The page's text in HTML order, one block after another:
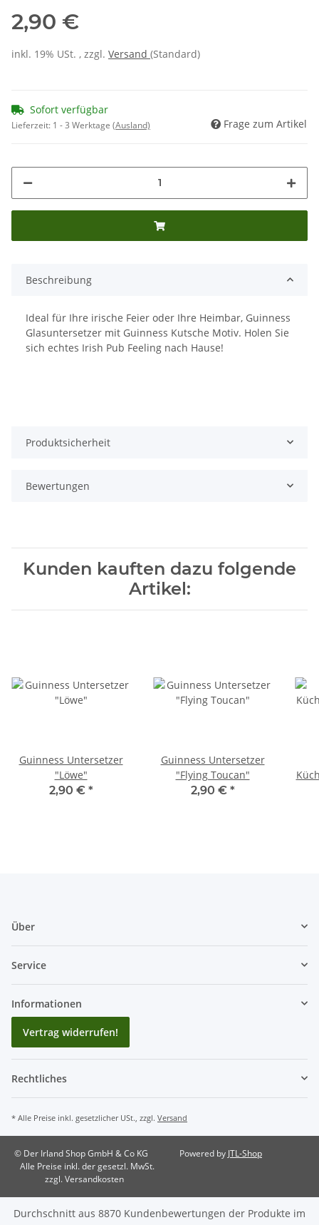
2,90 €
inkl. 19% USt. , zzgl. Versand (Standard)
Sofort verfügbar
Lieferzeit: 1 - 3 Werktage (Ausland) Frage zum Artikel
Beschreibung
Ideal für Ihre irische Feier oder Ihre Heimbar, Guinness
Glasuntersetzer mit Guinness Kutsche Motiv. Holen Sie
sich echtes Irish Pub Feeling nach Hause!
Produktsicherheit
Bewertungen
Kunden kauften dazu folgende
Artikel:
Guinness Untersetzer
"Löwe"
2,90 € *
Guinness Untersetzer
"Flying Toucan"
2,90 € *
Über
Service
Informationen
Vertrag widerrufen!
Rechtliches
* Alle Preise inkl. gesetzlicher USt., zzgl. Versand
© Der Irland Shop GmbH & Co KG
Alle Preise inkl. der gesetzl. MwSt.
zzgl. Versandkosten
Powered by JTL-Shop
Durchschnitt aus 8870 Kundenbewertungen der Produkte im